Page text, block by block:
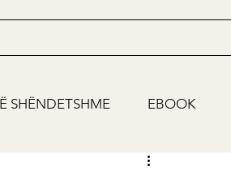
SHËNDETSHME EBOOK